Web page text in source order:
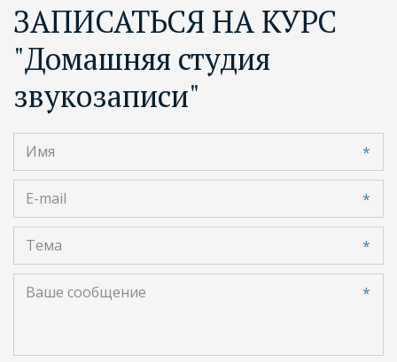
ЗАПИСАТЬСЯ НА КУРС
"Домашняя студия
звукозаписи"
*
*
*
*